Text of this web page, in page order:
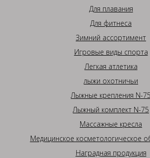
Для плавания
Для фитнеса
Зимний ассортимент
Игровые виды спорта
Легкая атлетика
лыжи охотничьи
Лыжные крепления N-75
Лыжный комплект N-75
Массажные кресла
Медицинское косметологическое
Наградная продукция